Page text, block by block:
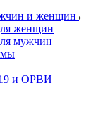
и женщин
женщин
мужчин
19 и ОРВИ